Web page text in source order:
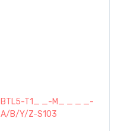
BTL5-T1_ _-M_ _ _ _-
A/B/Y/Z-S103